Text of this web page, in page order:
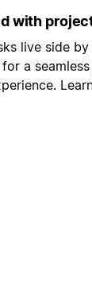
with
live side
a